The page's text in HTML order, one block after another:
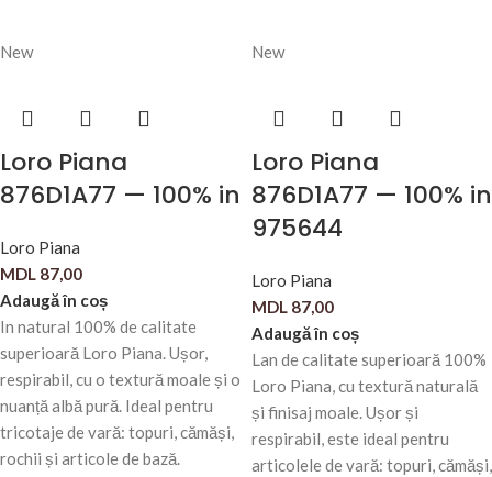
New
Loro Piana
876D1A77 — 100% in
Loro Piana
MDL 87,00
Adaugă în coș
In natural 100% de calitate
superioară Loro Piana. Ușor,
respirabil, cu o textură moale și o
nuanță albă pură. Ideal pentru
tricotaje de vară: topuri, cămăși,
rochii și articole de bază.
New
Loro Piana
876D1A77 — 100% in
975644
Loro Piana
MDL 87,00
Adaugă în coș
Lan de calitate superioară 100%
Loro Piana, cu textură naturală
și finisaj moale. Ușor și
respirabil, este ideal pentru
articolele de vară: topuri, cămăși,